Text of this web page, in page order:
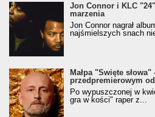
Jon Connor i KLC
marzenia
Jon Connor nagrał
najśmielszych snach
Małpa "Święte
przedpremierowym
Po wypuszczonej w
gra w kości" raper z...